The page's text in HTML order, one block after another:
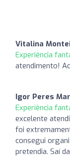
Vitalina
Experiência
atendimento!
Igor Peres
Experiência
excelente
foi
consegui
pretendia. Saí